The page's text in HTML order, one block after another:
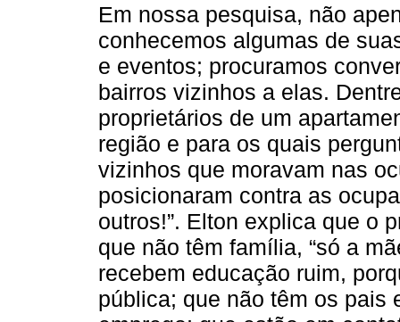
Em nossa pesquisa, não
conhecemos algumas de
e eventos; procuramos
bairros vizinhos a elas.
proprietários de um
região e para os quais
vizinhos que moravam nas
posicionaram contra as
outros!”. Elton explica que o
que não têm família, “só a
recebem educação ruim,
pública; que não têm os pais